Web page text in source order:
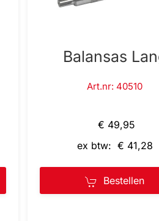
Balansas
Art.nr: 40510
€ 49,95
ex btw: € 41,28
Bestellen